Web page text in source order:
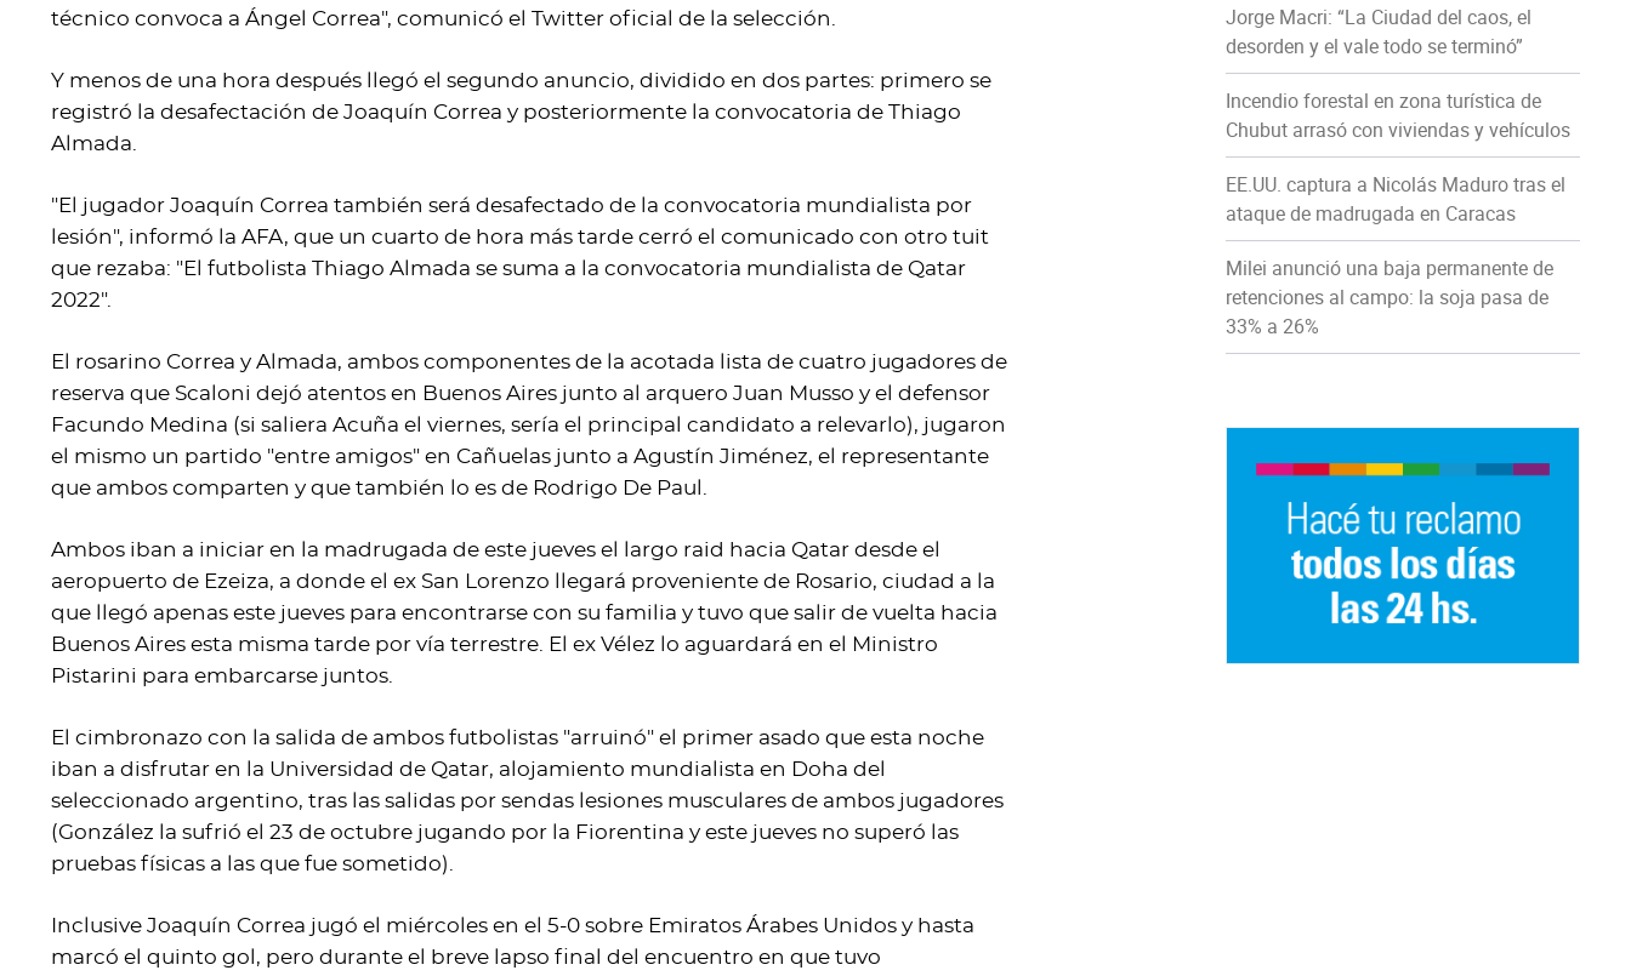
técnico convoca a Ángel Correa", comunicó el Twitter oficial de la selección.
Y menos de una hora después llegó el segundo anuncio, dividido en dos partes: primero se
registró la desafectación de Joaquín Correa y posteriormente la convocatoria de Thiago
Almada.
"El jugador Joaquín Correa también será desafectado de la convocatoria mundialista por
lesión", informó la AFA, que un cuarto de hora más tarde cerró el comunicado con otro tuit
que rezaba: "El futbolista Thiago Almada se suma a la convocatoria mundialista de Qatar
2022".
El rosarino Correa y Almada, ambos componentes de la acotada lista de cuatro jugadores de
reserva que Scaloni dejó atentos en Buenos Aires junto al arquero Juan Musso y el defensor
Facundo Medina (si saliera Acuña el viernes, sería el principal candidato a relevarlo), jugaron
el mismo un partido "entre amigos" en Cañuelas junto a Agustín Jiménez, el representante
que ambos comparten y que también lo es de Rodrigo De Paul.
Ambos iban a iniciar en la madrugada de este jueves el largo raid hacia Qatar desde el
aeropuerto de Ezeiza, a donde el ex San Lorenzo llegará proveniente de Rosario, ciudad a la
que llegó apenas este jueves para encontrarse con su familia y tuvo que salir de vuelta hacia
Buenos Aires esta misma tarde por vía terrestre. El ex Vélez lo aguardará en el Ministro
Pistarini para embarcarse juntos.
El cimbronazo con la salida de ambos futbolistas "arruinó" el primer asado que esta noche
iban a disfrutar en la Universidad de Qatar, alojamiento mundialista en Doha del
seleccionado argentino, tras las salidas por sendas lesiones musculares de ambos jugadores
(González la sufrió el 23 de octubre jugando por la Fiorentina y este jueves no superó las
pruebas físicas a las que fue sometido).
Inclusive Joaquín Correa jugó el miércoles en el 5-0 sobre Emiratos Árabes Unidos y hasta
marcó el quinto gol, pero durante el breve lapso final del encuentro en que tuvo
Jorge Macri: “La Ciudad del caos, el
desorden y el vale todo se terminó”
Incendio forestal en zona turística de
Chubut arrasó con viviendas y vehículos
EE.UU. captura a Nicolás Maduro tras el
ataque de madrugada en Caracas
Milei anunció una baja permanente de
retenciones al campo: la soja pasa de
33% a 26%